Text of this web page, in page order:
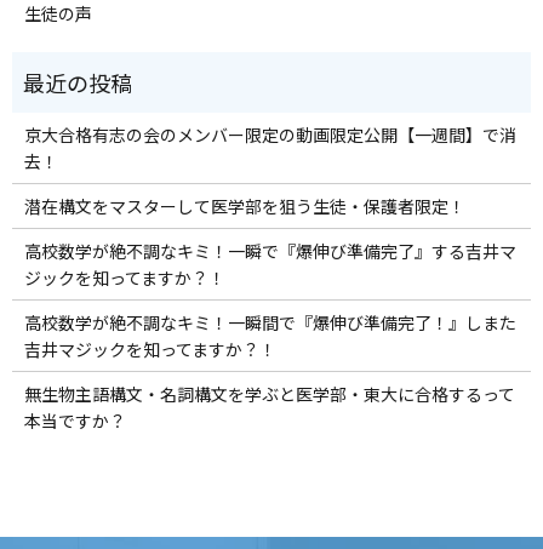
生徒の声
京大合格有志の会のメンバー限定の動画限定公開【一週間】で消
去！
潜在構文をマスターして医学部を狙う生徒・保護者限定！
高校数学が絶不調なキミ！一瞬で『爆伸び準備完了』する吉井マ
ジックを知ってますか？！
高校数学が絶不調なキミ！一瞬間で『爆伸び準備完了！』しまた
吉井マジックを知ってますか？！
無生物主語構文・名詞構文を学ぶと医学部・東大に合格するって
本当ですか？